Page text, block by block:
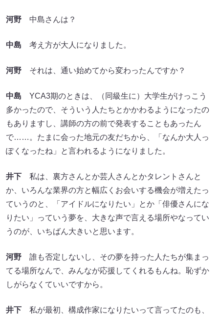
河野 中島さんは？
中島 考え方が大人になりました。
河野 それは、通い始めてから変わったんですか？
中島 YCA3期のときは、（同級生に）大学生がけっこう
多かったので、そういう人たちとかかわるようになったの
もありますし、講師の方の前で発表することもあったん
で……。たまに会った地元の友だちから、「なんか大人っ
ぽくなったね」と言われるようになりました。
井下 私は、裏方さんとか芸人さんとかタレントさんと
か、いろんな業界の方と幅広くお会いする機会が増えたっ
ていうのと、「アイドルになりたい」とか「俳優さんにな
りたい」っていう夢を、大きな声で言える場所やなってい
うのが、いちばん大きいと思います。
河野 誰も否定しないし、その夢を持った人たちが集まっ
てる場所なんで、みんなが応援してくれるもんね。恥ずか
しがらなくていいですから。
井下 私が最初、構成作家になりたいって言ってたのも、